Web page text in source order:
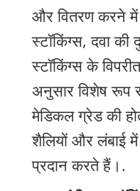
और वितरण करने में
स्टॉकिंग्स, दवा की
स्टॉकिंग्स के
अनुसार विशेष रूप
मेडिकल ग्रेड की
शैलियों और लंबाई
प्रदान करते हैं।.